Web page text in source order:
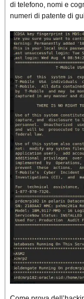
di telefono, nomi e
numeri di patente di